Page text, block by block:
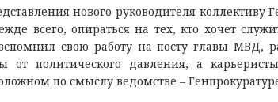
нового руководителя коллективу
всего, опираться на тех, кто хочет
свою работу на посту главы МВД,
от политического давления, а
по смыслу ведомстве –